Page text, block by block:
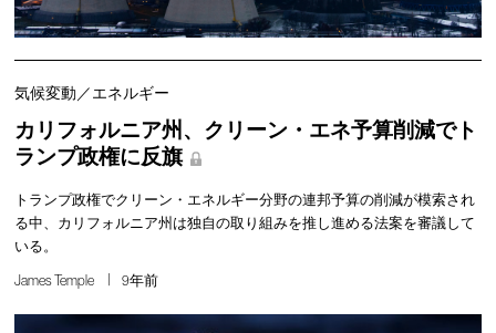
気候変動／エネルギー
カリフォルニア州、クリーン・エネ予算削減でト
ランプ政権に反旗
トランプ政権でクリーン・エネルギー分野の連邦予算の削減が模索され
る中、カリフォルニア州は独自の取り組みを推し進める法案を審議して
いる。
James Temple 9年前